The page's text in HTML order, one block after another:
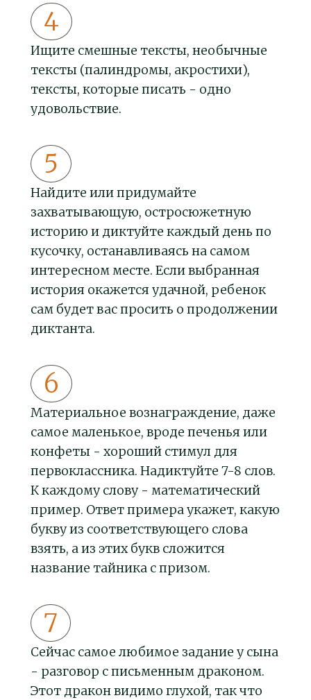
Ищите смешные тексты, необычные
тексты (палиндромы, акростихи),
тексты, которые писать - одно
удовольствие.
Найдите или придумайте
захватывающую, остросюжетную
историю и диктуйте каждый день по
кусочку, останавливаясь на самом
интересном месте. Если выбранная
история окажется удачной, ребенок
сам будет вас просить о продолжении
диктанта.
Материальное вознаграждение, даже
самое маленькое, вроде печенья или
конфеты - хороший стимул для
первоклассника. Надиктуйте 7-8 слов.
К каждому слову - математический
пример. Ответ примера укажет, какую
букву из соответствующего слова
взять, а из этих букв сложится
название тайника с призом.
Сейчас самое любимое задание у сына
- разговор с письменным драконом.
Этот дракон видимо глухой, так что